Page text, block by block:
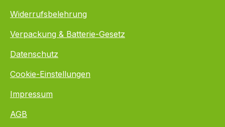
Widerrufsbelehrung
Verpackung & Batterie-Gesetz
Datenschutz
Cookie-Einstellungen
Impressum
AGB